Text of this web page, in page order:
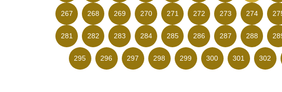
267 268 269 270 271 272 273 274
281 282 283 284 285 286 287 288
295 296 297 298 299 300 301 302